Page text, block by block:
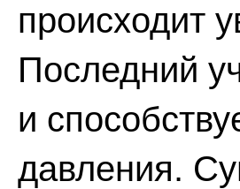
происходит
Последний
и
давления.